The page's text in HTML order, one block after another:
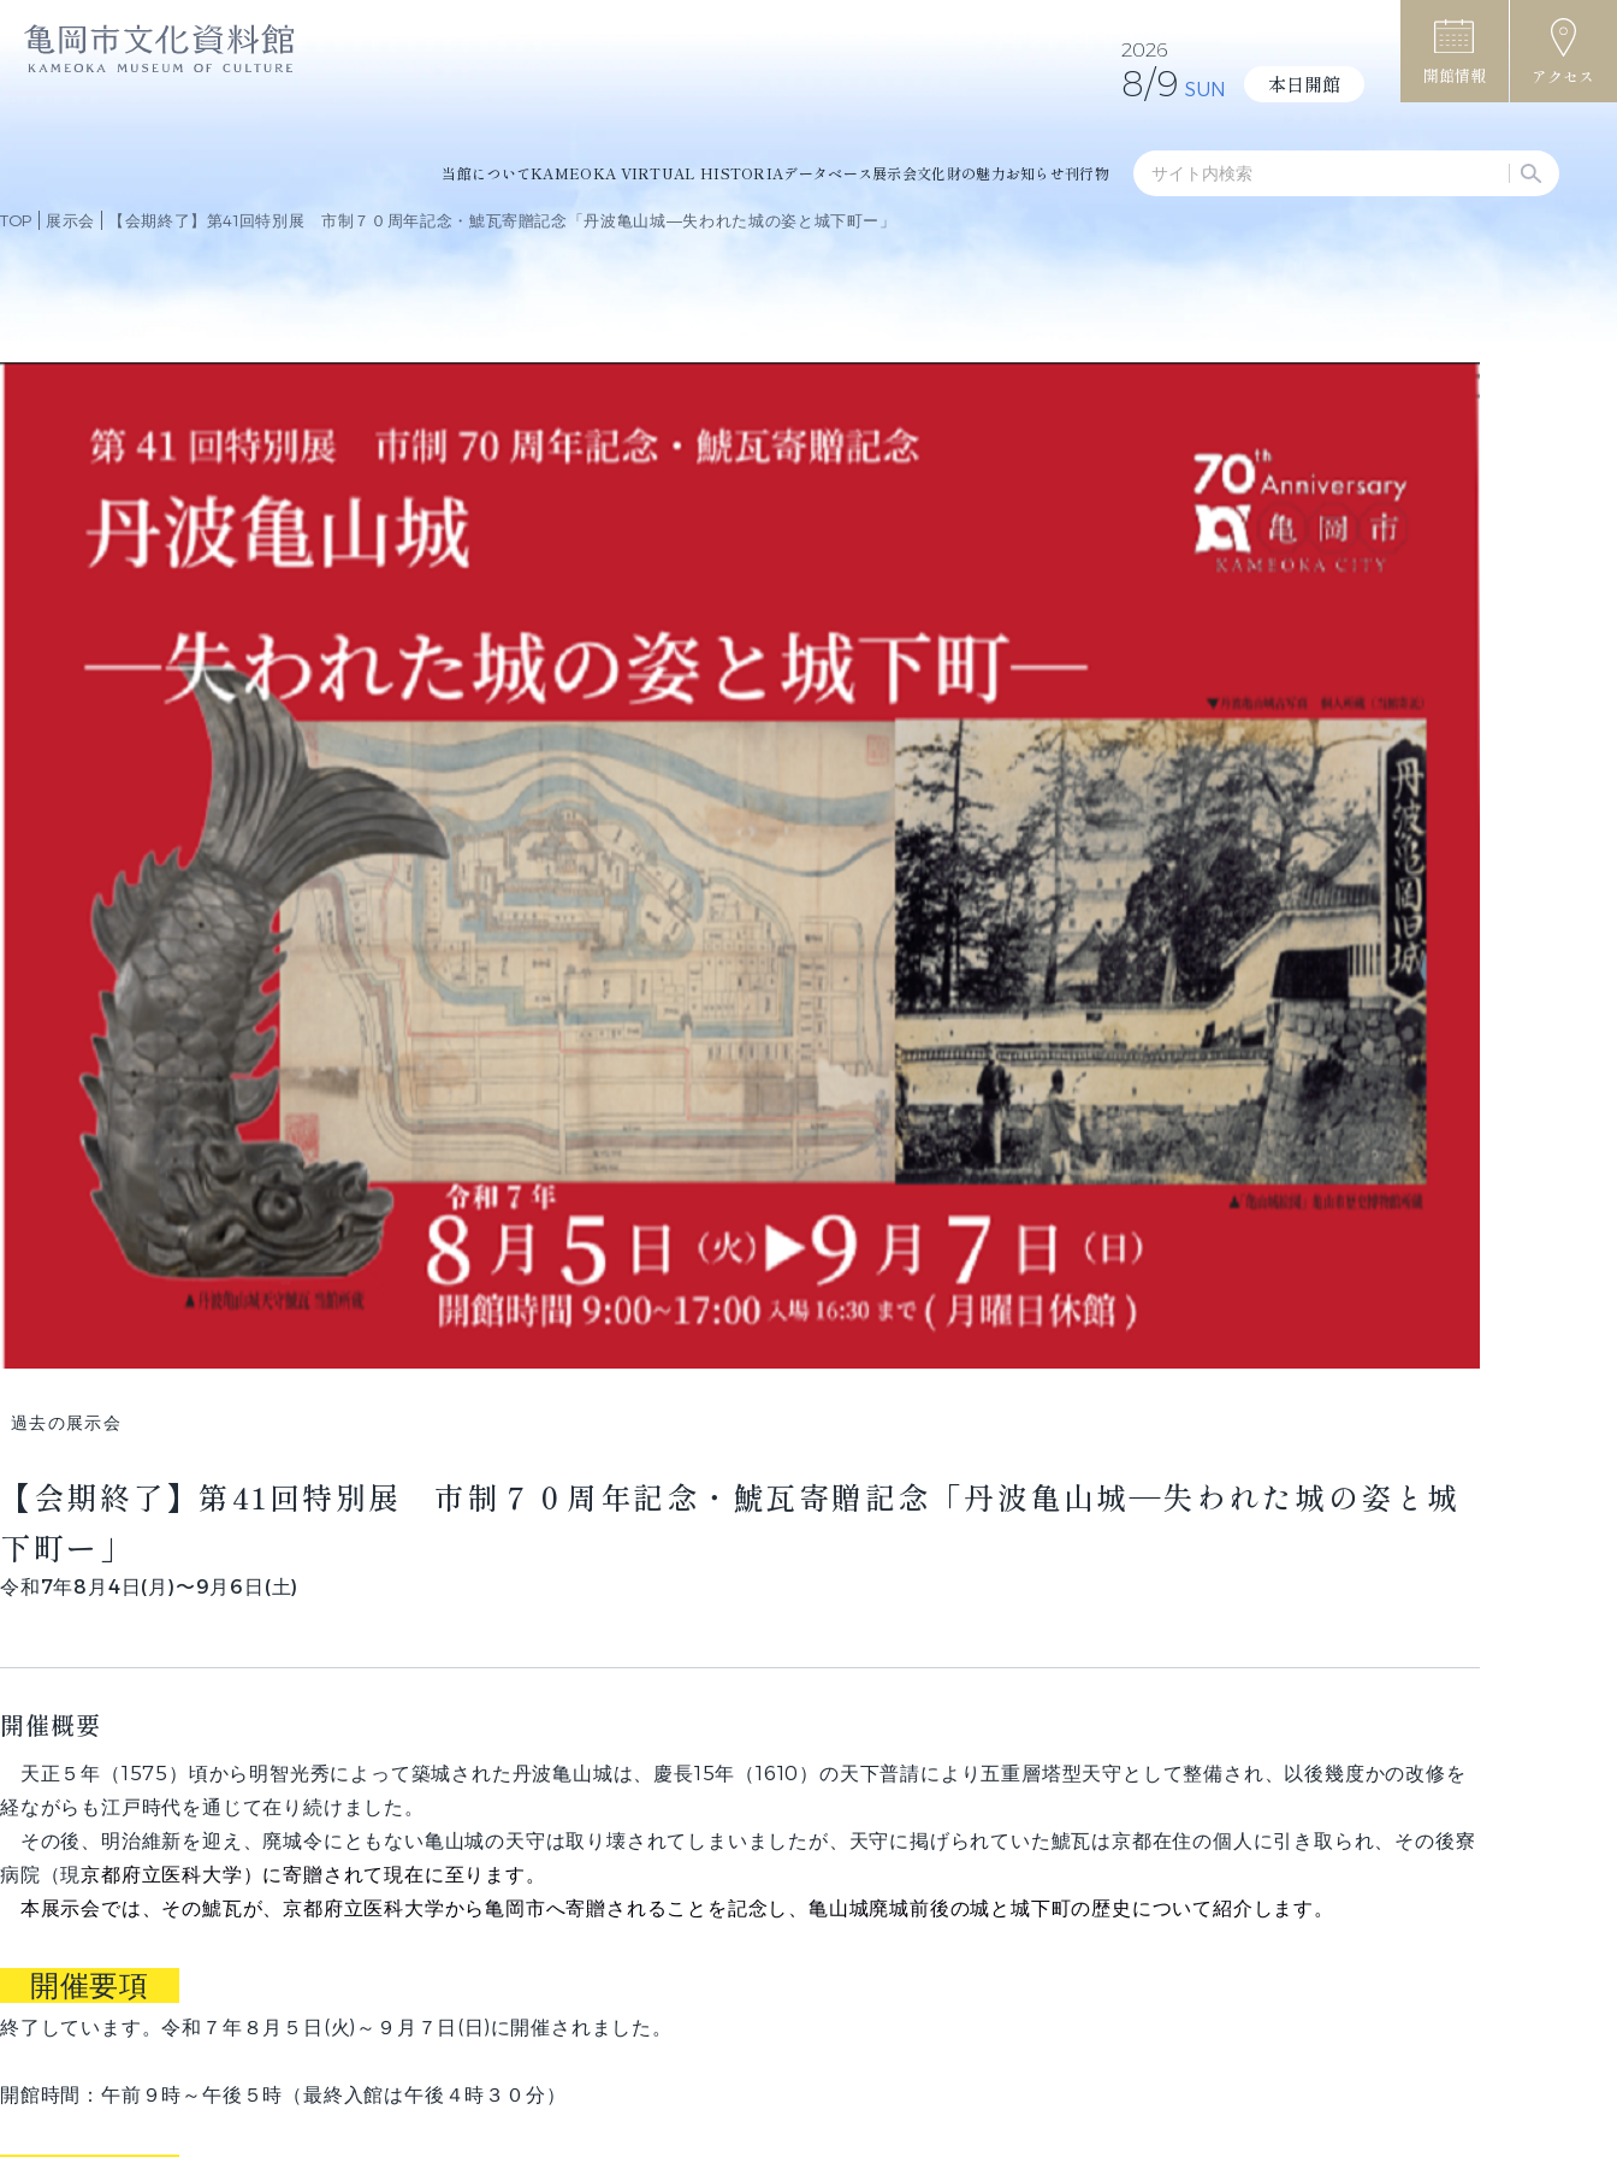
2026
8/9 SUN 本日開館 開館情報 アクセス
当館についてKAMEOKA VIRTUAL HISTORIAデータベース展示会文化財の魅力お知らせ刊行物
TOP 展示会 【会期終了】第41回特別展 市制７０周年記念・鯱瓦寄贈記念「丹波亀山城―失われた城の姿と城下町ー」
過去の展示会
【会期終了】第41回特別展 市制７０周年記念・鯱瓦寄贈記念「丹波亀山城―失われた城の姿と城
下町ー」
令和7年8月4日(月)〜9月6日(土)
開催概要
天正５年（1575）頃から明智光秀によって築城された丹波亀山城は、慶長15年（1610）の天下普請により五重層塔型天守として整備され、以後幾度かの改修を
経ながらも江戸時代を通じて在り続けました。
その後、明治維新を迎え、廃城令にともない亀山城の天守は取り壊されてしまいましたが、天守に掲げられていた鯱瓦は京都在住の個人に引き取られ、その後寮
病院（現京都府立医科大学）に寄贈されて現在に至ります。
本展示会では、その鯱瓦が、京都府立医科大学から亀岡市へ寄贈されることを記念し、亀山城廃城前後の城と城下町の歴史について紹介します。
開催要項
終了しています。令和７年８月５日(火)～９月７日(日)に開催されました。
開館時間：午前９時～午後５時（最終入館は午後４時３０分）